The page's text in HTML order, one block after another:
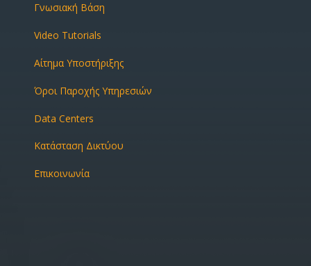
Γνωσιακή Βάση
Video Tutorials
Αίτημα Υποστήριξης
Όροι Παροχής Υπηρεσιών
Data Centers
Κατάσταση Δικτύου
Επικοινωνία